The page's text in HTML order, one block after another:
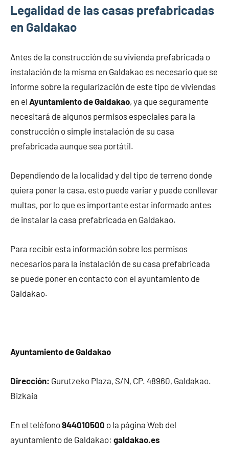
Legalidad de las casas prefabricadas
en Galdakao
Antes de la construcción de su vivienda prefabricada o
instalación de la misma en Galdakao es necesario que se
informe sobre la regularización de este tipo de viviendas
en el Ayuntamiento de Galdakao, ya que seguramente
necesitará de algunos permisos especiales para la
construcción o simple instalación de su casa
prefabricada aunque sea portátil.
Dependiendo de la localidad y del tipo de terreno donde
quiera poner la casa, esto puede variar y puede conllevar
multas, por lo que es importante estar informado antes
de instalar la casa prefabricada en Galdakao.
Para recibir esta información sobre los permisos
necesarios para la instalación de su casa prefabricada
se puede poner en contacto con el ayuntamiento de
Galdakao.
Ayuntamiento de Galdakao
Dirección: Gurutzeko Plaza, S/N, CP. 48960, Galdakao.
Bizkaia
En el teléfono944010500 o la página Web del
ayuntamiento de Galdakao: galdakao.es